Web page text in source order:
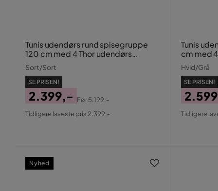
Tunis udendørs rund spisegruppe
120 cm med 4 Thor udendørs
lænestole
Sort/Sort
SE PRISEN!
Pris
2.399,-
Original
Før5.199,-
Tidligere laveste pris 2.399,-
Tunis
cm med
Hvid/Grå
SE PRISEN!
Pris
Tidligere
Nyhed